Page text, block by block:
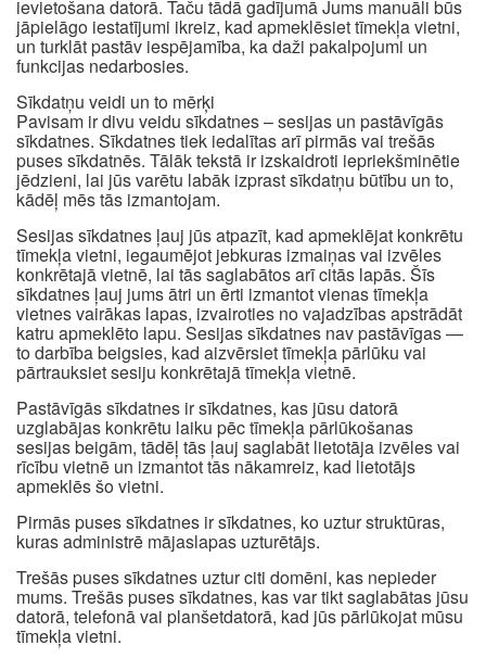
ievietošana datorā. Taču tādā gadījumā Jums manuāli būs
jāpielāgo iestatījumi ikreiz, kad apmeklēsiet tīmekļa vietni,
un turklāt pastāv iespējamība, ka daži pakalpojumi un
funkcijas nedarbosies.
Sīkdatņu veidi un to mērķi
Pavisam ir divu veidu sīkdatnes – sesijas un pastāvīgās
sīkdatnes. Sīkdatnes tiek iedalītas arī pirmās vai trešās
puses sīkdatnēs. Tālāk tekstā ir izskaidroti iepriekšminētie
jēdzieni, lai jūs varētu labāk izprast sīkdatņu būtību un to,
kādēļ mēs tās izmantojam.
Sesijas sīkdatnes ļauj jūs atpazīt, kad apmeklējat konkrētu
tīmekļa vietni, iegaumējot jebkuras izmaiņas vai izvēles
konkrētajā vietnē, lai tās saglabātos arī citās lapās. Šīs
sīkdatnes ļauj jums ātri un ērti izmantot vienas tīmekļa
vietnes vairākas lapas, izvairoties no vajadzības apstrādāt
katru apmeklēto lapu. Sesijas sīkdatnes nav pastāvīgas —
to darbība beigsies, kad aizvērsiet tīmekļa pārlūku vai
pārtrauksiet sesiju konkrētajā tīmekļa vietnē.
Pastāvīgās sīkdatnes ir sīkdatnes, kas jūsu datorā
uzglabājas konkrētu laiku pēc tīmekļa pārlūkošanas
sesijas beigām, tādēļ tās ļauj saglabāt lietotāja izvēles vai
rīcību vietnē un izmantot tās nākamreiz, kad lietotājs
apmeklēs šo vietni.
Pirmās puses sīkdatnes ir sīkdatnes, ko uztur struktūras,
kuras administrē mājaslapas uzturētājs.
Trešās puses sīkdatnes uztur citi domēni, kas nepieder
mums. Trešās puses sīkdatnes, kas var tikt saglabātas jūsu
datorā, telefonā vai planšetdatorā, kad jūs pārlūkojat mūsu
tīmekļa vietni.